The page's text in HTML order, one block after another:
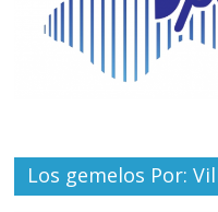
Los gemelos Por: